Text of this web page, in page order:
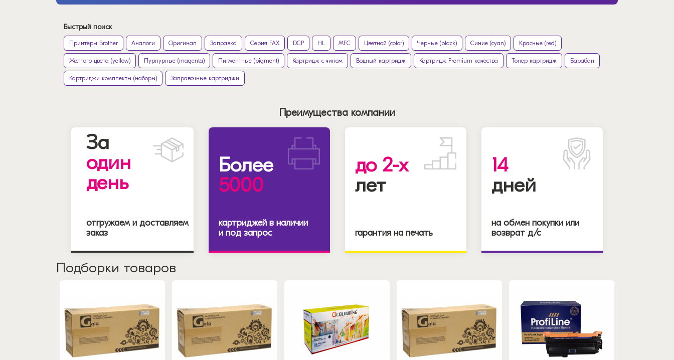
Быстрый поиск
Принтеры Brother Аналоги Оригинал Заправка Серия FAX DCP HL MFC Цветной (color) Черные (black) Синие (cyan) Красные (red)
Желтого цвета (yellow) Пурпурные (magenta) Пигментные (pigment) Картридж с чипом Водный картридж Картридж Premium качества Тонер-картридж Барабан
Картриджи комплекты (наборы) Заправочные картриджи
Преимущества компании
За
один
день
отгружаем и доставляем
заказ
Более
5000
картриджей в наличии
и под запрос
до 2-х
лет
гарантия на печать
14
дней
на обмен покупки или
возврат д/с
Подборки товаров